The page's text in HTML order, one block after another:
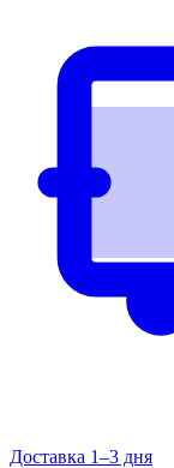
Доставка 1–3 дня